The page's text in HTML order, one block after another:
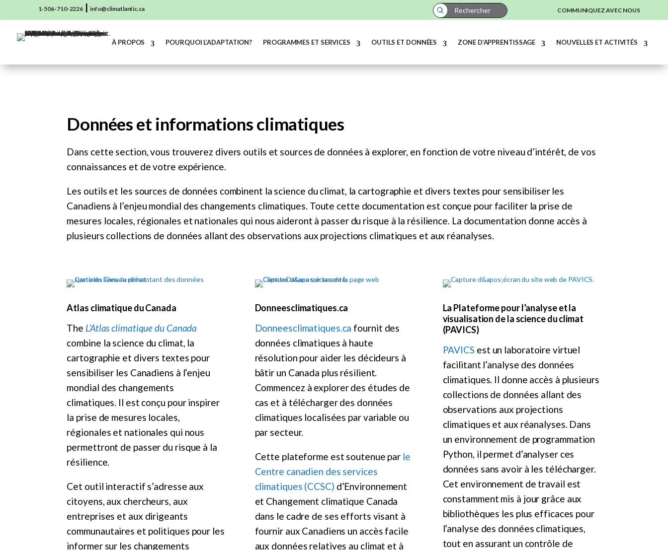
1-506-710-2226 | info@climatlantic.ca COMMUNIQUEZ AVEC NOUS
À PROPOS POURQUOI L’ADAPTATION? PROGRAMMES ET SERVICES OUTILS ET DONNÉES ZONE D’APPRENTISSAGE NOUVELLES ET ACTIVITÉS
Données et informations climatiques
Dans cette section, vous trouverez divers outils et sources de données à explorer, en fonction de votre niveau d’intérêt, de vos
connaissances et de votre expérience.
Les outils et les sources de données combinent la science du climat, la cartographie et divers textes pour sensibiliser les
Canadiens à l’enjeu mondial des changements climatiques. Toute cette documentation est conçue pour faciliter la prise de
mesures locales, régionales et nationales qui nous aideront à passer du risque à la résilience. La documentation donne accès à
plusieurs collections de données allant des observations aux projections climatiques et aux réanalyses.
Atlas climatique du Canada
The L’Atlas climatique du Canada
combine la science du climat, la
cartographie et divers textes pour
sensibiliser les Canadiens à l’enjeu
mondial des changements
climatiques. Il est conçu pour inspirer
la prise de mesures locales,
régionales et nationales qui nous
permettront de passer du risque à la
résilience.
Cet outil interactif s’adresse aux
citoyens, aux chercheurs, aux
entreprises et aux dirigeants
communautaires et politiques pour les
informer sur les changements
Donneesclimatiques.ca
Donneesclimatiques.ca fournit des
données climatiques à haute
résolution pour aider les décideurs à
bâtir un Canada plus résilient.
Commencez à explorer des études de
cas et à télécharger des données
climatiques localisées par variable ou
par secteur.
Cette plateforme est soutenue par le
Centre canadien des services
climatiques (CCSC) d’Environnement
et Changement climatique Canada
dans le cadre de ses efforts visant à
fournir aux Canadiens un accès facile
aux données relatives au climat et à
La Plateforme pour l’analyse et la
visualisation de la science du climat
(PAVICS)
PAVICS est un laboratoire virtuel
facilitant l’analyse des données
climatiques. Il donne accès à plusieurs
collections de données allant des
observations aux projections
climatiques et aux réanalyses. Dans
un environnement de programmation
Python, il permet d’analyser ces
données sans avoir à les télécharger.
Cet environnement de travail est
constamment mis à jour grâce aux
bibliothèques les plus efficaces pour
l’analyse des données climatiques,
tout en assurant un contrôle de